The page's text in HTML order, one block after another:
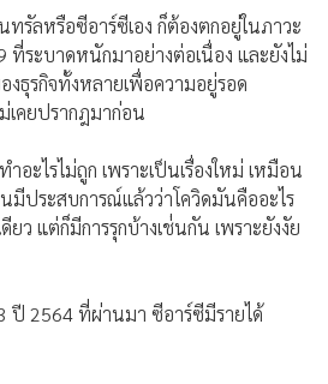
รัลหรือซีอาร์ซีเอง ก็ต้องตกอยู่ในภาวะ
ที่ระบาดหนักมาอย่างต่อเนื่อง และยังไม่
งธุรกิจทั้งหลายเพื่อความอยู่รอด
คยปรากฎมาก่อน
ะไรไม่ถูก เพราะเป็นเรื่องใหม่ เหมือน
ประสบการณ์แล้วว่าโควิดมันคืออะไร
ว แต่ก็มีการรุกบ้างเช่่นกัน เพราะยังงัย
ปี 2564 ที่ผ่านมา ซีอาร์ซีมีรายได้